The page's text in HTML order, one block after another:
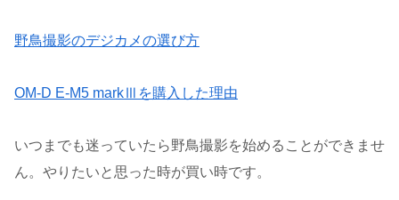
野鳥撮影のデジカメの選び方
OM-D E-M5 markⅢを購入した理由
いつまでも迷っていたら野鳥撮影を始めることができませ
ん。やりたいと思った時が買い時です。